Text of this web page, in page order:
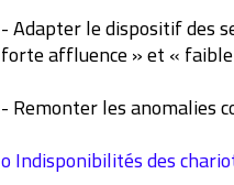
- Adapter le dispositif des
forte affluence » et «
- Remonter les anomalies
o Indisponibilités des